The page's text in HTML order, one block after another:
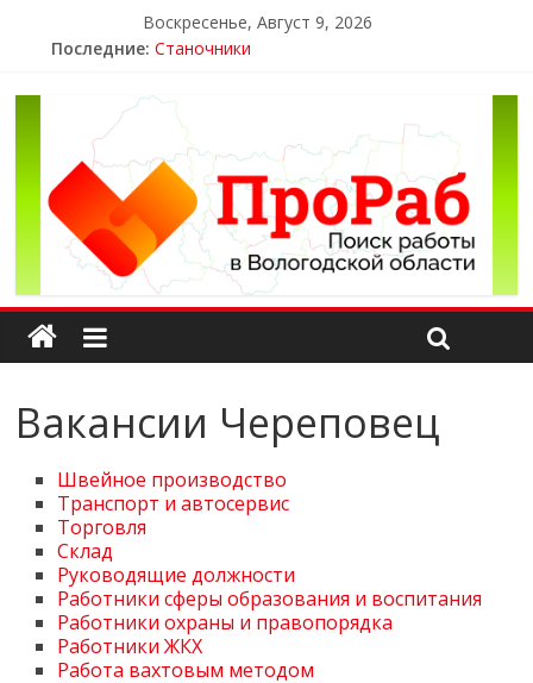
Воскресенье, Август 9, 2026
Последние: Станочники
ЖКХ
Электромонтажники и электромонтеры
Уборщицы и разнорабочие
Вакансии Череповец
Швейное производство
Транспорт и автосервис
Торговля
Склад
Руководящие должности
Работники сферы образования и воспитания
Работники охраны и правопорядка
Работники ЖКХ
Работа вахтовым методом